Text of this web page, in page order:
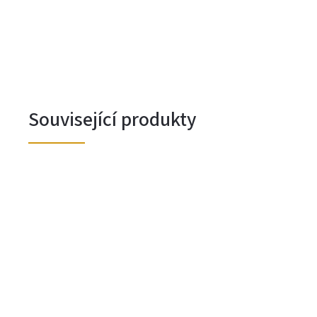
Související produkty